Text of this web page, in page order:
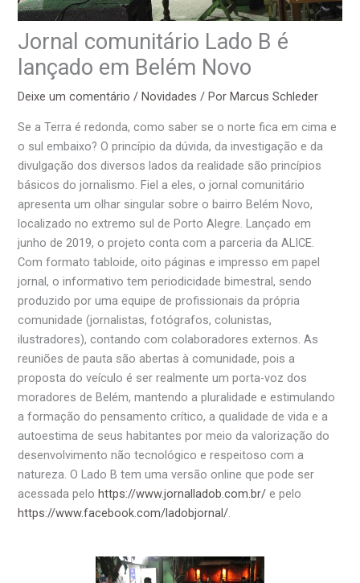
Jornal comunitário Lado B é
lançado em Belém Novo
Deixe um comentário /Novidades / PorMarcus Schleder
Se a Terra é redonda, como saber se o norte fica em cima e
o sul embaixo? O princípio da dúvida, da investigação e da
divulgação dos diversos lados da realidade são princípios
básicos do jornalismo. Fiel a eles, o jornal comunitário
apresenta um olhar singular sobre o bairro Belém Novo,
localizado no extremo sul de Porto Alegre. Lançado em
junho de 2019, o projeto conta com a parceria da ALICE.
Com formato tabloide, oito páginas e impresso em papel
jornal, o informativo tem periodicidade bimestral, sendo
produzido por uma equipe de profissionais da própria
comunidade (jornalistas, fotógrafos, colunistas,
ilustradores), contando com colaboradores externos. As
reuniões de pauta são abertas à comunidade, pois a
proposta do veículo é ser realmente um porta-voz dos
moradores de Belém, mantendo a pluralidade e estimulando
a formação do pensamento crítico, a qualidade de vida e a
autoestima de seus habitantes por meio da valorização do
desenvolvimento não tecnológico e respeitoso com a
natureza. O Lado B tem uma versão online que pode ser
acessada pelohttps://www.jornalladob.com.br/ e pelo
https://www.facebook.com/ladobjornal/